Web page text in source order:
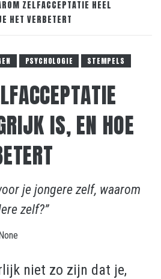
ZELFACCEPTATIE HEEL
HET VERBETERT
PSYCHOLOGIE STEMPELS
IS, EN HOE
je jongere zelf, waarom
zelf?”
niet zo zijn dat je,